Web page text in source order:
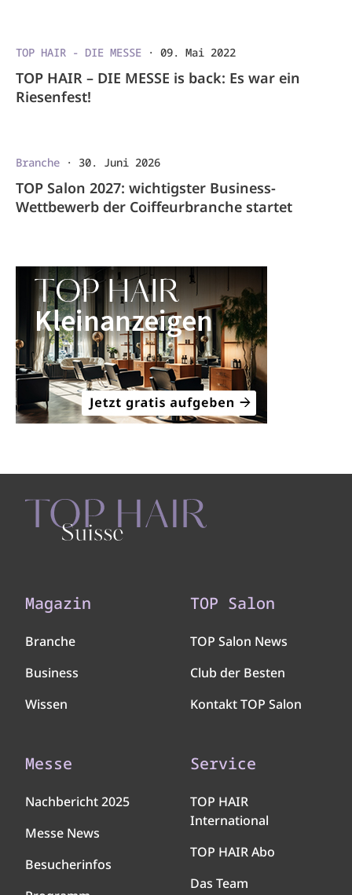
TOP HAIR - DIE MESSE · 09. Mai 2022
TOP HAIR – DIE MESSE is back: Es war ein
Riesenfest!
Branche · 30. Juni 2026
TOP Salon 2027: wichtigster Business-
Wettbewerb der Coiffeurbranche startet
Magazin
Branche
Business
Wissen
TOP Salon
TOP Salon News
Club der Besten
Kontakt TOP Salon
Messe
Nachbericht 2025
Messe News
Besucherinfos
Service
TOP HAIR
International
TOP HAIR Abo
Das Team